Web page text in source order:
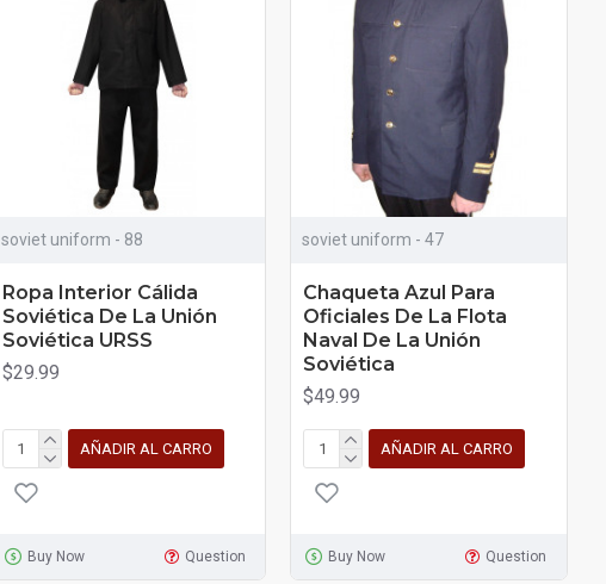
soviet uniform - 88
Ropa Interior Cálida
Soviética De La Unión
Soviética URSS
$29.99
AÑADIR AL CARRO
Buy Now Question
soviet uniform - 47
Chaqueta Azul Para
Oficiales De La Flota
Naval De La Unión
Soviética
$49.99
AÑADIR AL CARRO
Buy Now Question